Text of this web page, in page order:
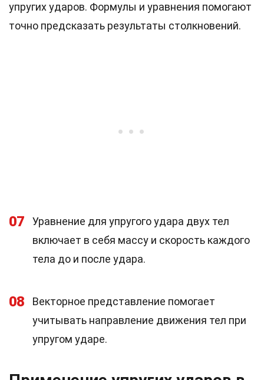
упругих ударов. Формулы и уравнения помогают
точно предсказать результаты столкновений.
07
Уравнение для упругого удара двух тел
включает в себя массу и скорость каждого
тела до и после удара.
08
Векторное представление помогает
учитывать направление движения тел при
упругом ударе.